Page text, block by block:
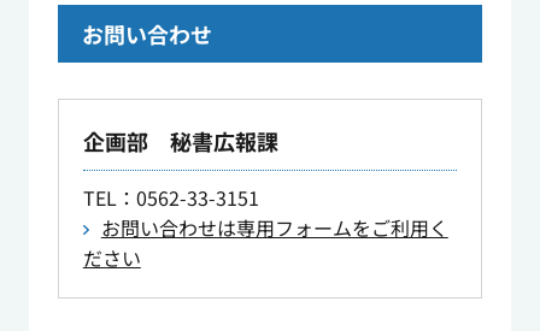
お問い合わせ
企画部 秘書広報課
TEL：0562-33-3151
お問い合わせは専用フォームをご利用く
ださい